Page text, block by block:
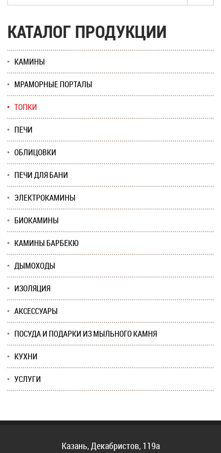
КАТАЛОГ ПРОДУКЦИИ
КАМИНЫ
МРАМОРНЫЕ ПОРТАЛЫ
ТОПКИ
ПЕЧИ
ОБЛИЦОВКИ
ПЕЧИ ДЛЯ БАНИ
ЭЛЕКТРОКАМИНЫ
БИОКАМИНЫ
КАМИНЫ БАРБЕКЮ
ДЫМОХОДЫ
ИЗОЛЯЦИЯ
АКСЕССУАРЫ
ПОСУДА И ПОДАРКИ ИЗ МЫЛЬНОГО КАМНЯ
КУХНИ
УСЛУГИ
Казань, Декабристов, 119а